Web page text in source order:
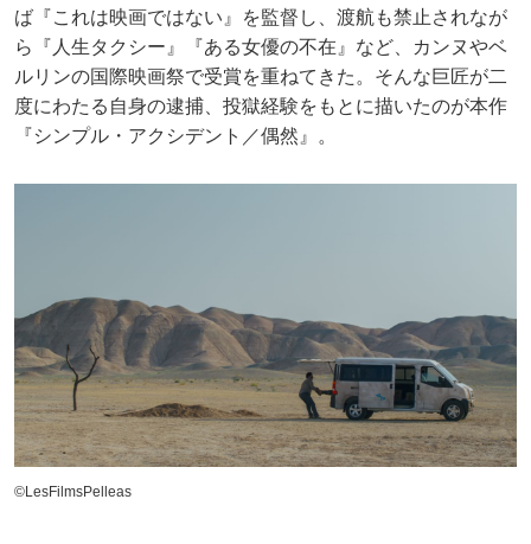
ば『これは映画ではない』を監督し、渡航も禁止されなが
ら『人生タクシー』『ある女優の不在』など、カンヌやベ
ルリンの国際映画祭で受賞を重ねてきた。そんな巨匠が二
度にわたる自身の逮捕、投獄経験をもとに描いたのが本作
『シンプル・アクシデント／偶然』。
©LesFilmsPelleas